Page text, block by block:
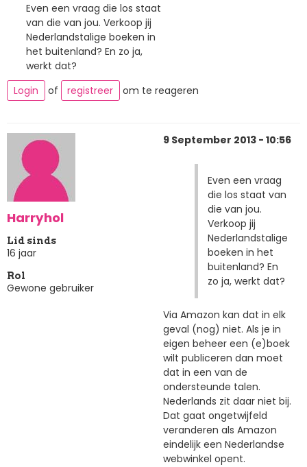
Even een vraag die los staat
van die van jou. Verkoop jij
Nederlandstalige boeken in
het buitenland? En zo ja,
werkt dat?
Login
of registreer om te reageren
Harryhol
Lid sinds
16 jaar
Rol
Gewone gebruiker
9 September 2013 - 10:56
Even een vraag
die los staat van
die van jou.
Verkoop jij
Nederlandstalige
boeken in het
buitenland? En
zo ja, werkt dat?
Via Amazon kan dat in elk
geval (nog) niet. Als je in
eigen beheer een (e)boek
wilt publiceren dan moet
dat in een van de
ondersteunde talen.
Nederlands zit daar niet bij.
Dat gaat ongetwijfeld
veranderen als Amazon
eindelijk een Nederlandse
webwinkel opent.